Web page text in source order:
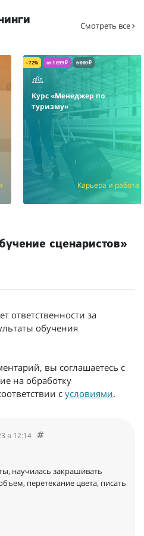
Смотреть все
– 72% от 1 699 ₽ 6 000 ₽
Курс «Менеджер по
туризму»
Карьера и работа
сценаристов»
ответственности за
обучения
вы соглашаетесь с
на обработку
с условиями.
в 12:14
научилась закрашивать
перетекание цвета, писать